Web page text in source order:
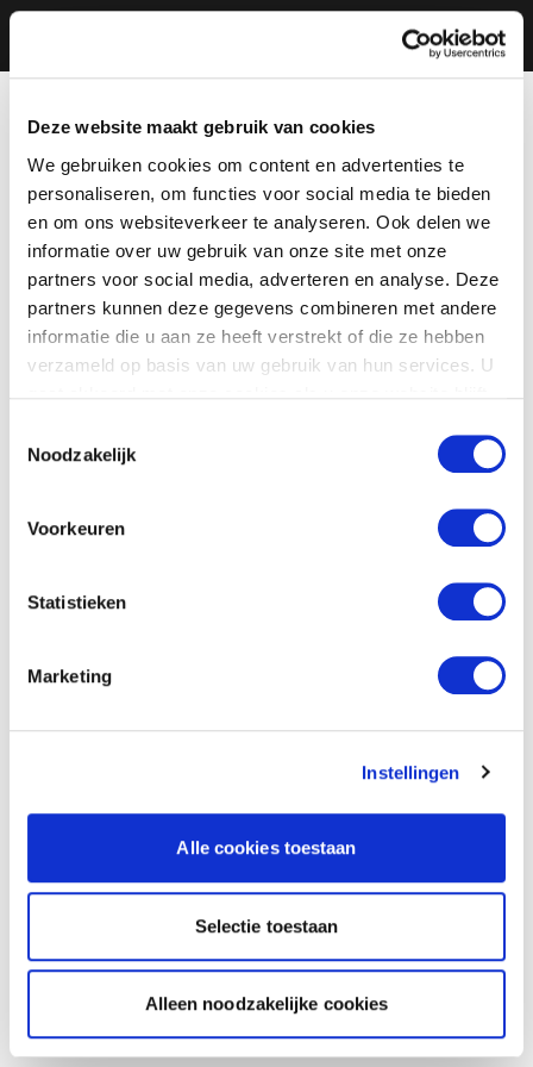
Deze website maakt gebruik van cookies
We gebruiken cookies om content en advertenties te
personaliseren, om functies voor social media te bieden
en om ons websiteverkeer te analyseren. Ook delen we
informatie over uw gebruik van onze site met onze
partners voor social media, adverteren en analyse. Deze
partners kunnen deze gegevens combineren met andere
informatie die u aan ze heeft verstrekt of die ze hebben
verzameld op basis van uw gebruik van hun services. U
Noodzakelijk
Voorkeuren
Statistieken
Marketing
Instellingen
Alle cookies toestaan
Selectie toestaan
Alleen noodzakelijke cookies